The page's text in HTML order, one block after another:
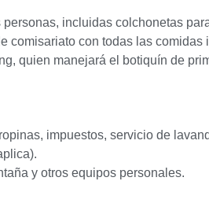
incluidas colchonetas
comisariato con todas las comidas
quien manejará el botiquín de
impuestos, servicio de
y otros equipos personales.